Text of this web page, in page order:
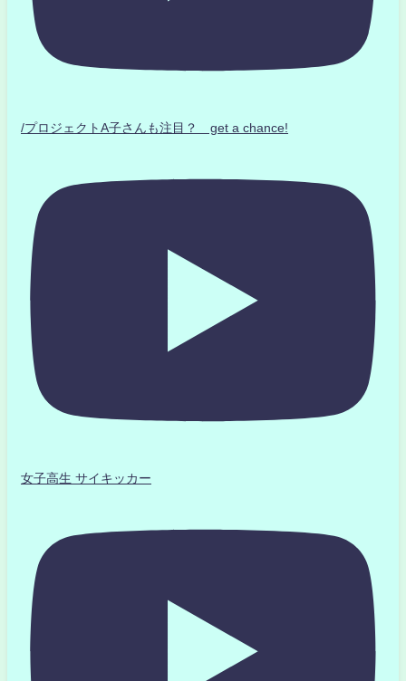
/プロジェクトA子さんも注目？ get a chance!
女子高生 サイキッカー